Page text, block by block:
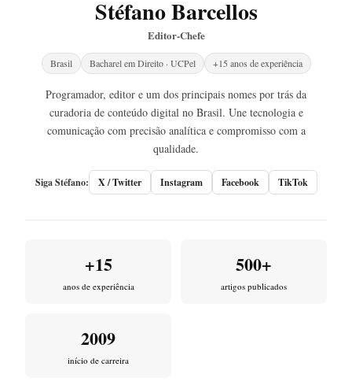
Stéfano Barcellos
Editor-Chefe
Brasil Bacharel em Direito · UCPel +15 anos de experiência
Programador, editor e um dos principais nomes por trás da
curadoria de conteúdo digital no Brasil. Une tecnologia e
comunicação com precisão analítica e compromisso com a
qualidade.
Siga Stéfano: X / Twitter Instagram Facebook TikTok
+15
anos de experiência
500+
artigos publicados
2009
início de carreira